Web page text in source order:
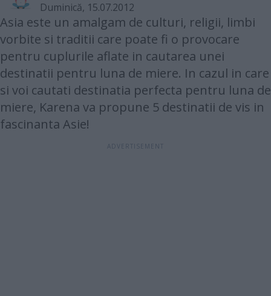
Duminică, 15.07.2012
Asia este un amalgam de culturi, religii, limbi
vorbite si traditii care poate fi o provocare
pentru cuplurile aflate in cautarea unei
destinatii pentru luna de miere. In cazul in care
si voi cautati destinatia perfecta pentru luna de
miere, Karena va propune 5 destinatii de vis in
fascinanta Asie!